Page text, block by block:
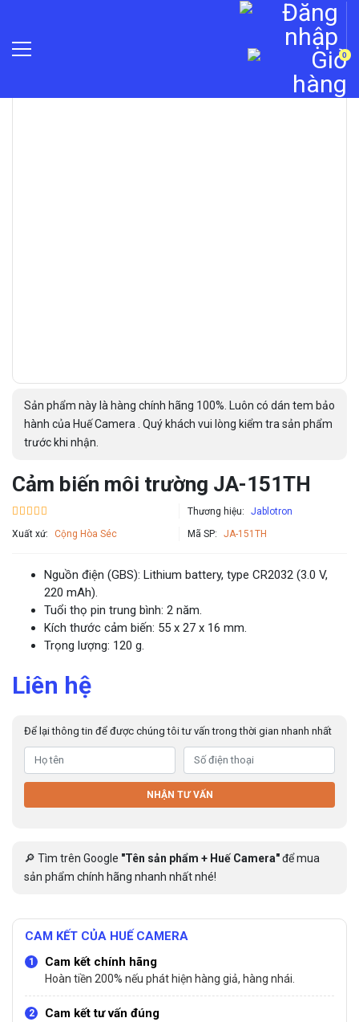
0
Sản phẩm này là hàng chính hãng 100%. Luôn có dán tem bảo
hành của Huế Camera . Quý khách vui lòng kiểm tra sản phẩm
trước khi nhận.
Cảm biến môi trường JA-151TH
Thương hiệu: Jablotron
Xuất xứ: Cộng Hòa Séc Mã SP: JA-151TH
Nguồn điện (GBS): Lithium battery, type CR2032 (3.0 V,
220 mAh).
Tuổi thọ pin trung bình: 2 năm.
Kích thước cảm biến: 55 x 27 x 16 mm.
Trọng lượng: 120 g.
Liên hệ
Để lại thông tin để được chúng tôi tư vấn trong thời gian nhanh nhất
NHẬN TƯ VẤN
🔎 Tìm trên Google "Tên sản phẩm + Huế Camera"để mua
sản phẩm chính hãng nhanh nhất nhé!
CAM KẾT CỦA HUẾ CAMERA
Cam kết chính hãng
Hoàn tiền 200% nếu phát hiện hàng giả, hàng nhái.
Cam kết tư vấn đúng